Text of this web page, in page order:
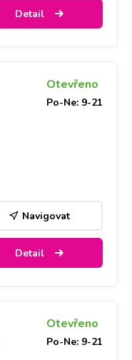
Detail
Otevřeno
Po-Ne: 9-21
Navigovat
Detail
Otevřeno
Po-Ne: 9-21